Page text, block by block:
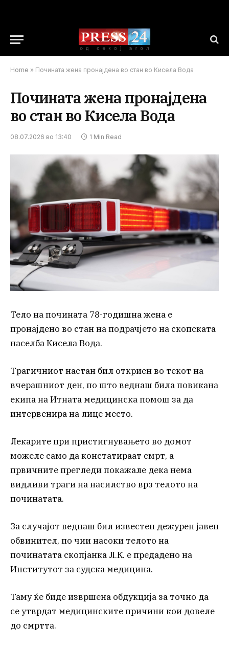
Home » Почината жена пронајдена во стан во Кисела Вода
Почината жена пронајдена
во стан во Кисела Вода
08.07.2026 во 13:40 1 Min Read
Тело на почината 78-годишна жена е
пронајдено во стан на подрачјето на скопската
населба Кисела Вода.
Трагичниот настан бил откриен во текот на
вчерашниот ден, по што веднаш била повикана
екипа на Итната медицинска помош за да
интервенира на лице место.
Лекарите при пристигнувањето во домот
можеле само да констатираат смрт, а
првичните прегледи покажале дека нема
видливи траги на насилство врз телото на
починатата.
За случајот веднаш бил известен дежурен јавен
обвинител, по чии насоки телото на
починатата скопјанка Л.К. е предадено на
Институтот за судска медицина.
Таму ќе биде извршена обдукција за точно да
се утврдат медицинските причини кои довеле
до смртта.